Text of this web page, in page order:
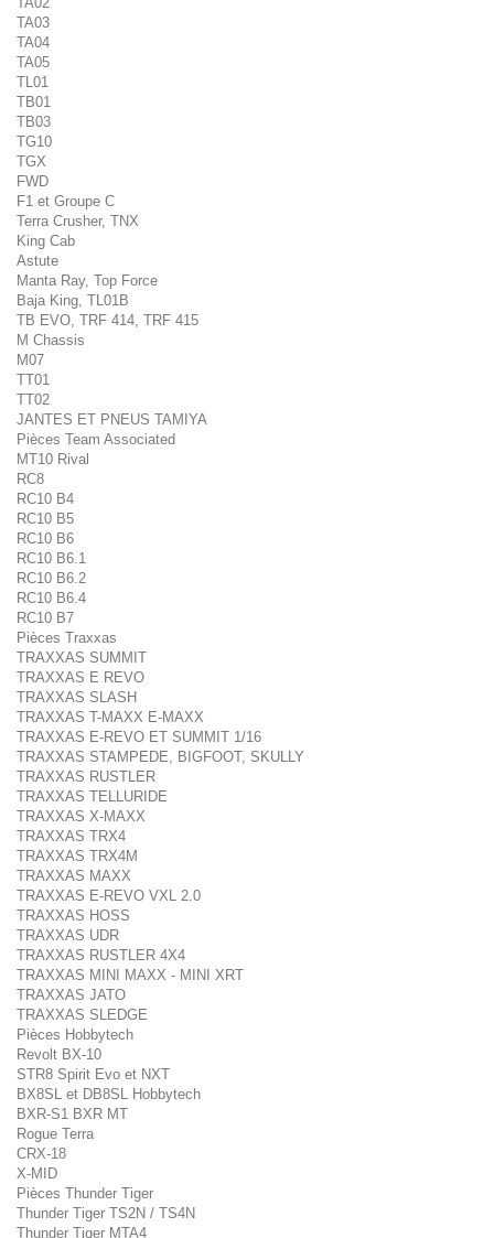
TA03
TA04
TA05
TL01
TB01
TB03
TG10
TGX
FWD
F1 et Groupe C
Terra Crusher, TNX
King Cab
Astute
Manta Ray, Top Force
Baja King, TL01B
TB EVO, TRF 414, TRF 415
M Chassis
M07
TT01
TT02
JANTES ET PNEUS TAMIYA
Pièces Team Associated
MT10 Rival
RC8
RC10 B4
RC10 B5
RC10 B6
RC10 B6.1
RC10 B6.2
RC10 B6.4
RC10 B7
Pièces Traxxas
TRAXXAS SUMMIT
TRAXXAS E REVO
TRAXXAS SLASH
TRAXXAS T-MAXX E-MAXX
TRAXXAS E-REVO ET SUMMIT 1/16
TRAXXAS STAMPEDE, BIGFOOT, SKULLY
TRAXXAS RUSTLER
TRAXXAS TELLURIDE
TRAXXAS X-MAXX
TRAXXAS TRX4
TRAXXAS TRX4M
TRAXXAS MAXX
TRAXXAS E-REVO VXL 2.0
TRAXXAS HOSS
TRAXXAS UDR
TRAXXAS RUSTLER 4X4
TRAXXAS MINI MAXX - MINI XRT
TRAXXAS JATO
TRAXXAS SLEDGE
Pièces Hobbytech
Revolt BX-10
STR8 Spirit Evo et NXT
BX8SL et DB8SL Hobbytech
BXR-S1 BXR MT
Rogue Terra
CRX-18
X-MID
Pièces Thunder Tiger
Thunder Tiger TS2N / TS4N
Thunder Tiger MTA4